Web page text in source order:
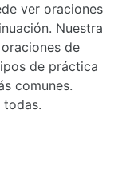
ver oraciones
Nuestra
de
de práctica
comunes.
todas.